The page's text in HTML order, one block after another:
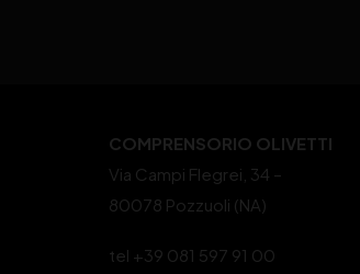
COMPRENSORIO OLIVETTI
Via Campi Flegrei, 34 –
80078 Pozzuoli (NA)
tel +39 081 597 91 00